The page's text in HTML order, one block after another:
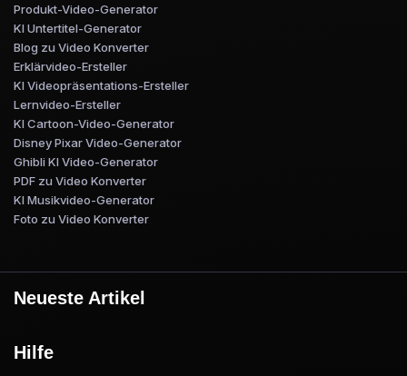
Produkt-Video-Generator
KI Untertitel-Generator
Blog zu Video Konverter
Erklärvideo-Ersteller
KI Videopräsentations-Ersteller
Lernvideo-Ersteller
KI Cartoon-Video-Generator
Disney Pixar Video-Generator
Ghibli KI Video-Generator
PDF zu Video Konverter
KI Musikvideo-Generator
Foto zu Video Konverter
Neueste Artikel
Hilfe